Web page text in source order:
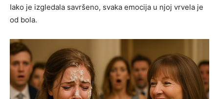
Iako je izgledala savršeno, svaka emocija u njoj vrvela je
od bola.